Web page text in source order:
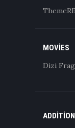
MOVIES
Dizi